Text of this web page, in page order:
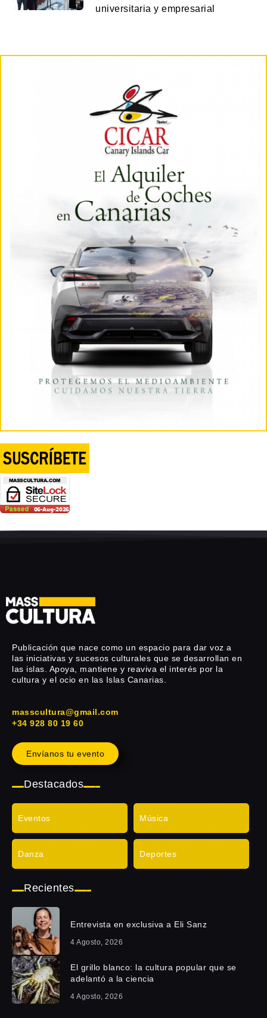
universitaria y empresarial
Publicación que nace como un espacio para dar voz a
las iniciativas y sucesos culturales que se desarrollan en
las islas. Apoya, mantiene y reaviva el interés por la
cultura y el ocio en las Islas Canarias.
masscultura@gmail.com
+34 928 80 19 60
Envíanos tu evento
Destacados
Eventos Música
Danza Deportes
Recientes
Entrevista en exclusiva a Eli Sanz
4 Agosto, 2026
El grillo blanco: la cultura popular que se
adelantó a la ciencia
4 Agosto, 2026